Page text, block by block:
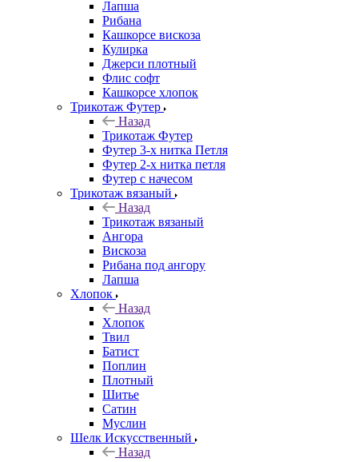
Лапша
Рибана
Кашкорсе вискоза
Кулирка
Джерси плотный
Флис софт
Кашкорсе хлопок
Трикотаж Футер
Назад
Трикотаж Футер
Футер 3-х нитка Петля
Футер 2-х нитка петля
Футер с начесом
Трикотаж вязаный
Назад
Трикотаж вязаный
Ангора
Вискоза
Рибана под ангору
Лапша
Хлопок
Назад
Хлопок
Твил
Батист
Поплин
Плотный
Шитье
Сатин
Муслин
Шелк Искусственный
Назад